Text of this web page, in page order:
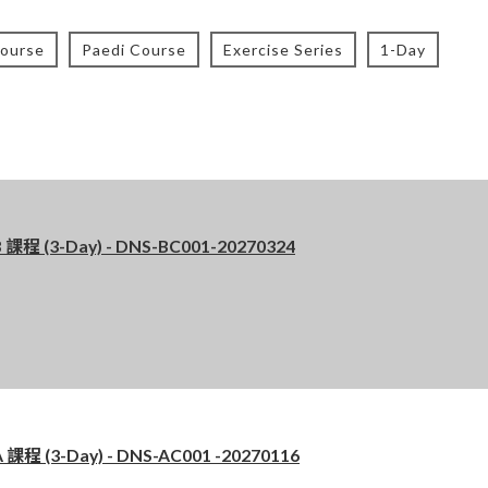
Paedi Course Exercise Series 1-Day
程 (3-Day) - DNS-BC001-20270324
程 (3-Day) - DNS-AC001 -20270116